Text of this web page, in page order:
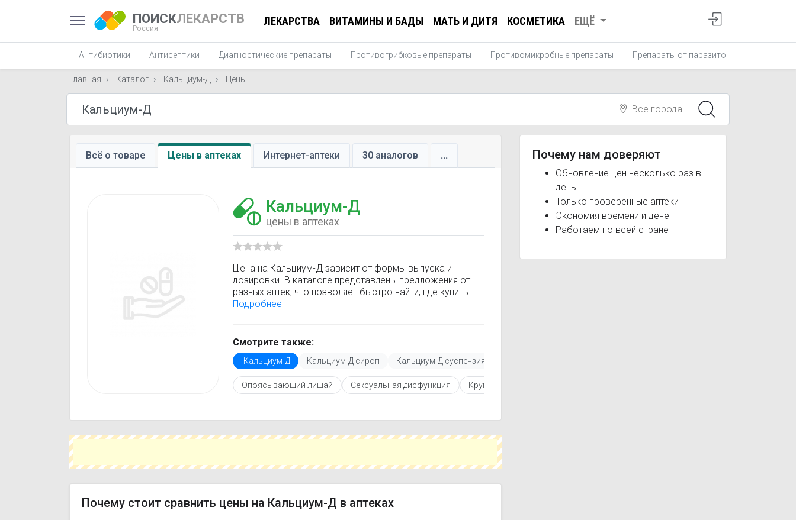
ПОИСКЛЕКАРСТВ
Россия
ЛЕКАРСТВА ВИТАМИНЫ И БАДЫ МАТЬ И ДИТЯ КОСМЕТИКА ЕЩЁ
Антибиотики Антисептики Диагностические препараты Противогрибковые препараты Противомикробные препараты Препараты от паразитов
Главная Каталог Кальциум-Д Цены
Все города
Всё о товаре Цены в аптеках Интернет-аптеки 30 аналогов ...
Кальциум-Д
цены в аптеках
Цена на Кальциум-Д зависит от формы выпуска и
дозировки. В каталоге представлены предложения от
разных аптек, что позволяет быстро найти, где купить
Кальциум-Д по минимальной цене. Информация о
Перед покупкой рекомендуется ознакомиться с
инструкцией по применению, показаниями и
противопоказаниями. При необходимости вы можете
подобрать аналоги Кальциум-Д с похожим
действующим веществом или более доступной ценой.
сэкономить время и выбрать оптимальный вариант по
цене и наличию.
Подробнее
Смотрите также:
Кальциум-Д Кальциум-Д сироп Кальциум-Д суспензия
Опоясывающий лишай Сексуальная дисфункция Круглогодичный аллергический ринит
Почему стоит сравнить цены на Кальциум-Д в аптеках
Почему нам доверяют
Обновление цен несколько раз в
день
Только проверенные аптеки
Экономия времени и денег
Работаем по всей стране